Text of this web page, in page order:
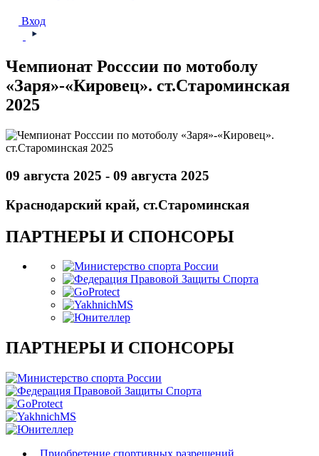
Вход
Чемпионат Росссии по мотоболу
«Заря»-«Кировец». ст.Староминская
2025
09 августа 2025 - 09 августа 2025
Краснодарский край, ст.Староминская
ПАРТНЕРЫ И СПОНСОРЫ
ПАРТНЕРЫ И СПОНСОРЫ